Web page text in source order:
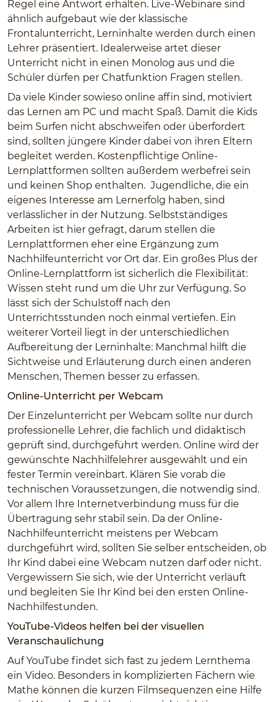
Regel eine Antwort erhalten. Live-Webinare sind
ähnlich aufgebaut wie der klassische
Frontalunterricht, Lerninhalte werden durch einen
Lehrer präsentiert. Idealerweise artet dieser
Unterricht nicht in einen Monolog aus und die
Schüler dürfen per Chatfunktion Fragen stellen.
Da viele Kinder sowieso online affin sind, motiviert
das Lernen am PC und macht Spaß. Damit die Kids
beim Surfen nicht abschweifen oder überfordert
sind, sollten jüngere Kinder dabei von ihren Eltern
begleitet werden. Kostenpflichtige Online-
Lernplattformen sollten außerdem werbefrei sein
und keinen Shop enthalten. Jugendliche, die ein
eigenes Interesse am Lernerfolg haben, sind
verlässlicher in der Nutzung. Selbstständiges
Arbeiten ist hier gefragt, darum stellen die
Lernplattformen eher eine Ergänzung zum
Nachhilfeunterricht vor Ort dar. Ein großes Plus der
Online-Lernplattform ist sicherlich die Flexibilität:
Wissen steht rund um die Uhr zur Verfügung. So
lässt sich der Schulstoff nach den
Unterrichtsstunden noch einmal vertiefen. Ein
weiterer Vorteil liegt in der unterschiedlichen
Aufbereitung der Lerninhalte: Manchmal hilft die
Sichtweise und Erläuterung durch einen anderen
Menschen, Themen besser zu erfassen.
Online-Unterricht per Webcam
Der Einzelunterricht per Webcam sollte nur durch
professionelle Lehrer, die fachlich und didaktisch
geprüft sind, durchgeführt werden. Online wird der
gewünschte Nachhilfelehrer ausgewählt und ein
fester Termin vereinbart. Klären Sie vorab die
technischen Voraussetzungen, die notwendig sind.
Vor allem Ihre Internetverbindung muss für die
Übertragung sehr stabil sein. Da der Online-
Nachhilfeunterricht meistens per Webcam
durchgeführt wird, sollten Sie selber entscheiden, ob
Ihr Kind dabei eine Webcam nutzen darf oder nicht.
Vergewissern Sie sich, wie der Unterricht verläuft
und begleiten Sie Ihr Kind bei den ersten Online-
Nachhilfestunden.
YouTube-Videos helfen bei der visuellen
Veranschaulichung
Auf YouTube findet sich fast zu jedem Lernthema
ein Video. Besonders in komplizierten Fächern wie
Mathe können die kurzen Filmsequenzen eine Hilfe